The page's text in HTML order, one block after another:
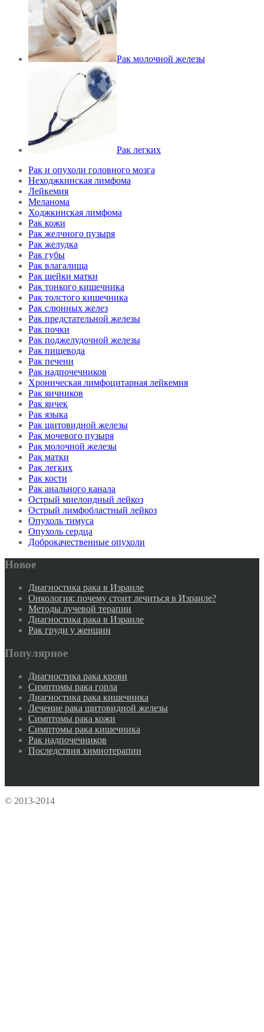
Рак молочной железы
Рак легких
Рак и опухоли головного мозга
Неходжкинская лимфома
Лейкемия
Меланома
Ходжкинская лимфома
Рак кожи
Рак желчного пузыря
Рак желудка
Рак губы
Рак влагалища
Рак шейки матки
Рак тонкого кишечника
Рак толстого кишечника
Рак слюнных желез
Рак предстательной железы
Рак почки
Рак поджелудочной железы
Рак пищевода
Рак печени
Рак надпочечников
Хроническая лимфоцитарная лейкемия
Рак яичников
Рак яичек
Рак языка
Рак щитовидной железы
Рак мочевого пузыря
Рак молочной железы
Рак матки
Рак легких
Рак кости
Рак анального канала
Острый миелоидный лейкоз
Острый лимфобластный лейкоз
Опухоль тимуса
Опухоль сердца
Доброкачественные опухоли
Новое
Диагностика рака в Израиле
Онкология: почему стоит лечиться в Израиле?
Методы лучевой терапии
Диагностика рака в Израиле
Рак груди у женщин
Популярное
Диагностика рака крови
Симптомы рака горла
Диагностика рака кишечника
Лечение рака щитовидной железы
Симптомы рака кожи
Симптомы рака кишечника
Рак надпочечников
Последствия химиотерапии
© 2013-2014